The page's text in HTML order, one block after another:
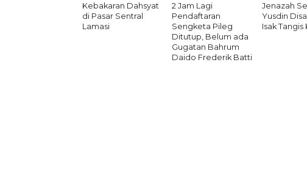
Kebakaran Dahsyat
di Pasar Sentral
Lamasi
2 Jam Lagi
Pendaftaran
Sengketa Pileg
Ditutup, Belum ada
Gugatan Bahrum
Daido Frederik Batti
Jenazah
Yusdin
Isak